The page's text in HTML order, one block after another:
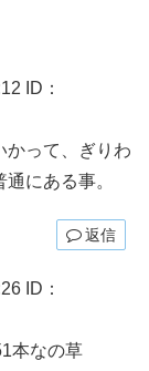
ID：
かって、ぎりわ
にある事。
返信
ID：
本なの草